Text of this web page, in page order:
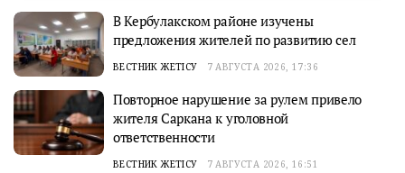
В Кербулакском районе изучены
предложения жителей по развитию сел
ВЕСТНИК ЖЕТІСУ 7 АВГУСТА 2026, 17:36
Повторное нарушение за рулем привело
жителя Саркана к уголовной
ответственности
ВЕСТНИК ЖЕТІСУ 7 АВГУСТА 2026, 16:51